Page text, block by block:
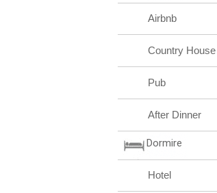
Airbnb
Country House
Pub
After Dinner
Dormire
Hotel